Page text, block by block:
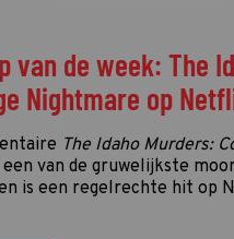
van de week: The
Nightmare op
The Idaho Murders:
van de gruwelijkste
is een regelrechte hit op